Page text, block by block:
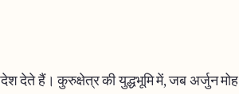
देते हैं। कुरुक्षेत्र की युद्धभूमि में, जब अर्जुन मोह